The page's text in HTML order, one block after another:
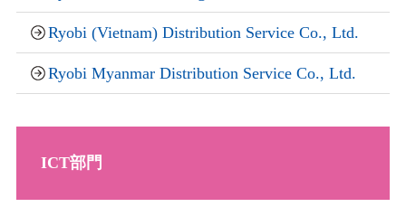
Ryobi (Vietnam) Distribution Service Co., Ltd.
Ryobi Myanmar Distribution Service Co., Ltd.
ICT部門